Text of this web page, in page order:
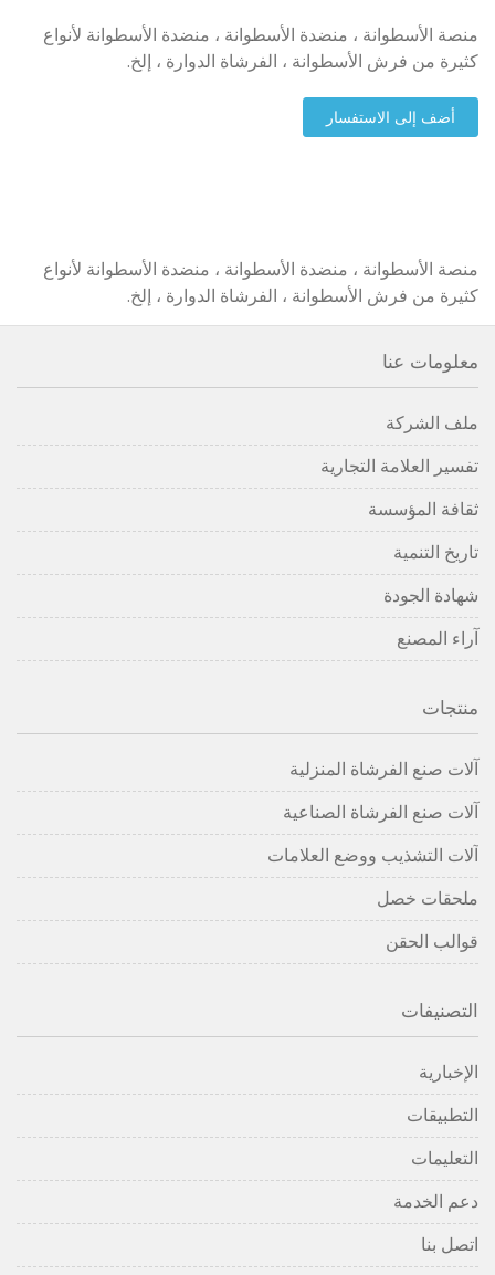
منصة الأسطوانة ، منضدة الأسطوانة ، منضدة الأسطوانة لأنواع
كثيرة من فرش الأسطوانة ، الفرشاة الدوارة ، إلخ.
أضف إلى الاستفسار
منصة الأسطوانة ، منضدة الأسطوانة ، منضدة الأسطوانة لأنواع
كثيرة من فرش الأسطوانة ، الفرشاة الدوارة ، إلخ.
معلومات عنا
ملف الشركة
تفسير العلامة التجارية
ثقافة المؤسسة
تاريخ التنمية
شهادة الجودة
آراء المصنع
منتجات
آلات صنع الفرشاة المنزلية
آلات صنع الفرشاة الصناعية
آلات التشذيب ووضع العلامات
ملحقات خصل
قوالب الحقن
التصنيفات
الإخبارية
التطبيقات
التعليمات
دعم الخدمة
اتصل بنا